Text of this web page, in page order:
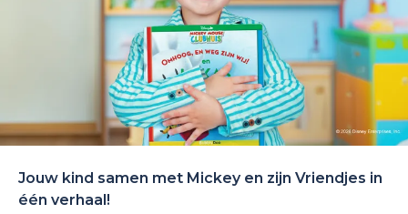
Jouw kind samen met Mickey en zijn Vriendjes in
één verhaal!